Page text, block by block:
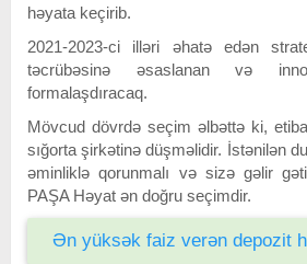
həyata keçirib.
2021-2023-ci illəri əhatə edən
təcrübəsinə əsaslanan və
formalaşdıracaq.
Mövcud dövrdə seçim əlbəttə ki,
sığorta şirkətinə düşməlidir. İstənilən
əminliklə qorunmalı və sizə gəlir
PAŞA Həyat ən doğru seçimdir.
Ən yüksək faiz verən depozit